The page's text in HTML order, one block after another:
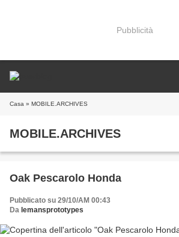
Pubblicità
Casa » MOBILE.ARCHIVES
MOBILE.ARCHIVES
Oak Pescarolo Honda
Pubblicato su 29/10/AM 00:43
Da lemansprototypes